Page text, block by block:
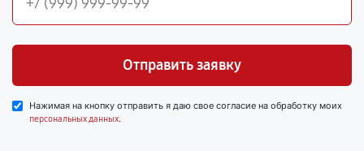
Отправить заявку
Нажимая на кнопку отправить я даю свое согласие на обработку моих
персональных данных.